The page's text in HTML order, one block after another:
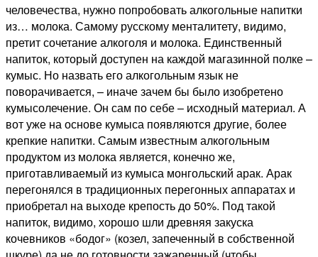
человечества, нужно попробовать алкогольные напитки
из… молока. Самому русскому менталитету, видимо,
претит сочетание алкоголя и молока. Единственный
напиток, который доступен на каждой магазинной полке –
кумыс. Но назвать его алкогольным язык не
поворачивается, – иначе зачем бы было изобретено
кумысолечение. Он сам по себе – исходный материал. А
вот уже на основе кумыса появляются другие, более
крепкие напитки. Самым известным алкогольным
продуктом из молока является, конечно же,
приготавливаемый из кумыса монгольский арак. Арак
перегонялся в традиционных перегонных аппаратах и
приобретал на выходе крепость до 50%. Под такой
напиток, видимо, хорошо шли древняя закуска
кочевников «бодог» (козел, запеченный в собственной